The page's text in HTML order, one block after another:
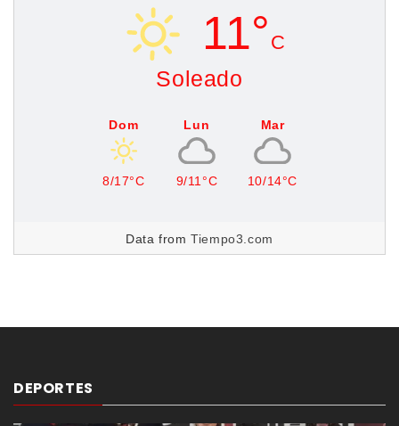
11° C
Soleado
Dom
8/17°C
Lun
9/11°C
Mar
10/14°C
Data fromTiempo3.com
DEPORTES